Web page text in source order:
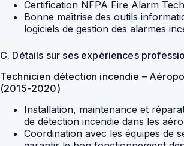
Certification NFPA Fire Alarm
Bonne maîtrise des outils
logiciels de gestion des alarmes
C. Détails sur ses expériences
Technicien détection incendie –
(2015-2020)
Installation, maintenance et
de détection incendie dans les
Coordination avec les équipes de